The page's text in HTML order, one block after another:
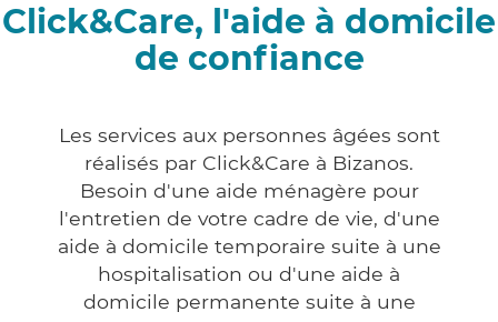
Click&Care, l'aide à domicile
de confiance
Les services aux personnes âgées sont
réalisés par Click&Care à Bizanos.
Besoin d'une aide ménagère pour
l'entretien de votre cadre de vie, d'une
aide à domicile temporaire suite à une
hospitalisation ou d'une aide à
domicile permanente suite à une